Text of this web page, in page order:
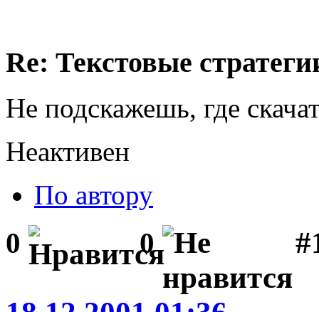
Re: Текстовые
Не подскажешь, где
Неактивен
По автору
0 0